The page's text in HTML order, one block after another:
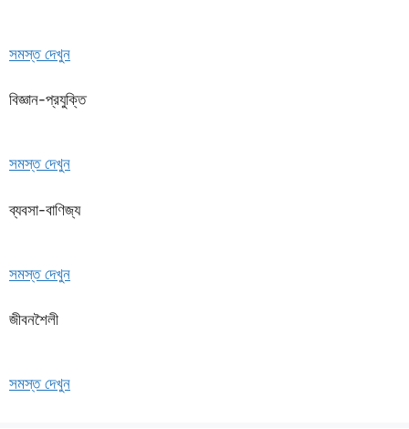
সমস্ত দেখুন
বিজ্ঞান-প্রযুক্তি
সমস্ত দেখুন
ব্যবসা-বাণিজ্য
সমস্ত দেখুন
জীবনশৈলী
সমস্ত দেখুন